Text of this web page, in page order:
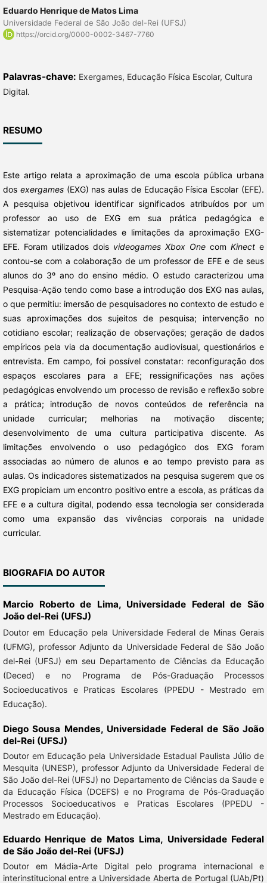
Eduardo Henrique de Matos Lima
Universidade Federal de São João del-Rei (UFSJ)
https://orcid.org/0000-0002-3467-7760
Palavras-chave: Exergames, Educação Física Escolar, Cultura
Digital.
RESUMO
Este artigo relata a aproximação de uma escola pública urbana
dosexergames(EXG) nas aulas de Educação Física Escolar (EFE).
A pesquisa objetivou identificar significados atribuídos por um
professor ao uso de EXG em sua prática pedagógica e
sistematizar potencialidades e limitações da aproximação EXG-
EFE. Foram utilizados dois videogames Xbox One comKinect e
contou-se com a colaboração de um professor de EFE e de seus
alunos do 3º ano do ensino médio. O estudo caracterizou uma
Pesquisa-Ação tendo como base a introdução dos EXG nas aulas,
o que permitiu: imersão de pesquisadores no contexto de estudo e
suas aproximações dos sujeitos de pesquisa; intervenção no
cotidiano escolar; realização de observações; geração de dados
empíricos pela via da documentação audiovisual, questionários e
entrevista. Em campo, foi possível constatar: reconfiguração dos
espaços escolares para a EFE; ressignificações nas ações
pedagógicas envolvendo um processo de revisão e reflexão sobre
a prática; introdução de novos conteúdos de referência na
unidade curricular; melhorias na motivação discente;
desenvolvimento de uma cultura participativa discente. As
limitações envolvendo o uso pedagógico dos EXG foram
associadas ao número de alunos e ao tempo previsto para as
aulas. Os indicadores sistematizados na pesquisa sugerem que os
EXG propiciam um encontro positivo entre a escola, as práticas da
EFE e a cultura digital, podendo essa tecnologia ser considerada
como uma expansão das vivências corporais na unidade
curricular.
BIOGRAFIA DO AUTOR
Marcio Roberto de Lima, Universidade Federal de São
João del-Rei (UFSJ)
Doutor em Educação pela Universidade Federal de Minas Gerais
(UFMG), professor Adjunto da Universidade Federal de São João
del-Rei (UFSJ) em seu Departamento de Ciências da Educação
(Deced) e no Programa de Pós-Graduação Processos
Socioeducativos e Praticas Escolares (PPEDU - Mestrado em
Educação).
Diego Sousa Mendes, Universidade Federal de São João
del-Rei (UFSJ)
Doutor em Educação pela Universidade Estadual Paulista Júlio de
Mesquita (UNESP), professor Adjunto da Universidade Federal de
São João del-Rei (UFSJ) no Departamento de Ciências da Saude e
da Educação Física (DCEFS) e no Programa de Pós-Graduação
Processos Socioeducativos e Praticas Escolares (PPEDU -
Mestrado em Educação).
Eduardo Henrique de Matos Lima, Universidade Federal
de São João del-Rei (UFSJ)
Doutor em Mádia-Arte Digital pelo programa internacional e
interinstitucional entre a Universidade Aberta de Portugal (UAb/Pt)